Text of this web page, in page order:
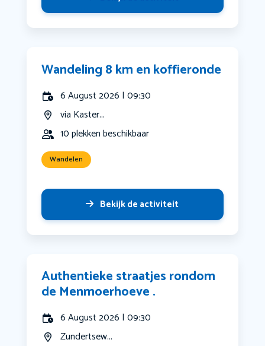
Wandeling 8 km en koffieronde
6 August 2026 | 09:30
via Kaster...
10 plekken beschikbaar
Wandelen
Bekijk de activiteit
Authentieke straatjes rondom
de Menmoerhoeve .
6 August 2026 | 09:30
Zundertsew...